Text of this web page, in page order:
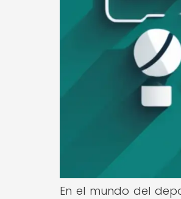
En el mundo del